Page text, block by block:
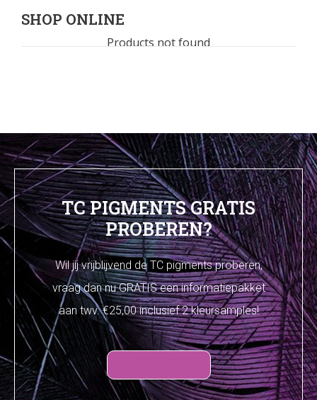
SHOP ONLINE
Products not found
TC PIGMENTS GRATIS
PROBEREN?
Wil jij vrijblijvend de TC pigments proberen,
vraag dan nu GRATIS een informatiepakket
aan twv. €25,00 inclusief 2 kleursamples!